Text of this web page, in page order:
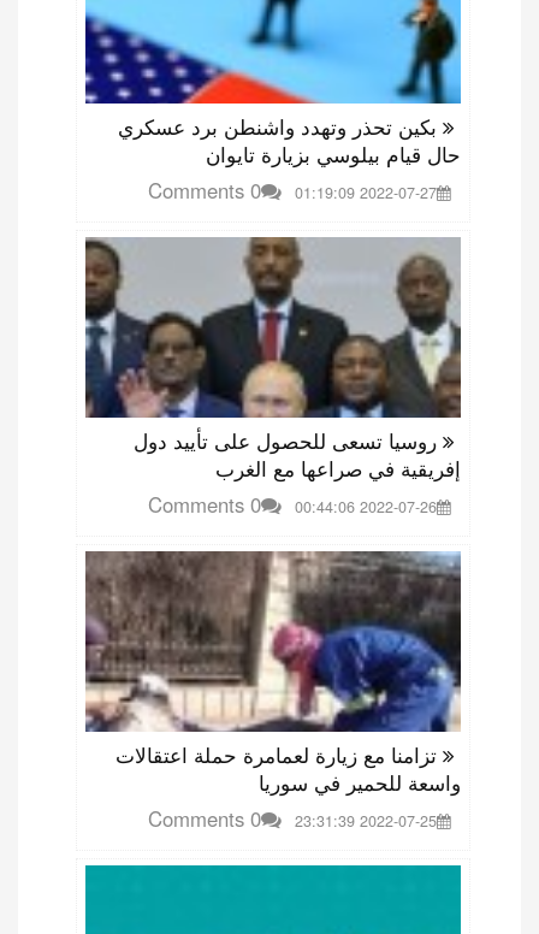
بكين تحذر وتهدد واشنطن برد عسكري
حال قيام بيلوسي بزيارة تايوان
2022-07-27 01:19:09
0 Comments
روسيا تسعى للحصول على تأييد دول
إفريقية في صراعها مع الغرب
2022-07-26 00:44:06
0 Comments
تزامنا مع زيارة لعمامرة حملة اعتقالات
واسعة للحمير في سوريا
2022-07-25 23:31:39
0 Comments